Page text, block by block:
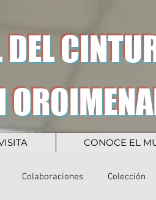
CONOCE EL
Colaboraciones Colección